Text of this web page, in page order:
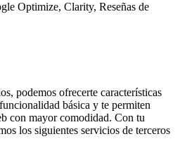
Optimize, Clarity, Reseñas de
podemos ofrecerte características
básica y te permiten
con mayor comodidad. Con tu
los siguientes servicios de terceros